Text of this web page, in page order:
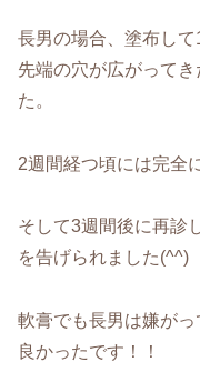
長男の場合、塗布し
先端の穴が広がって
た。
2週間経つ頃には完全
そして3週間後に再診
を告げられました(^^)
軟膏でも長男は嫌が
良かったです！！